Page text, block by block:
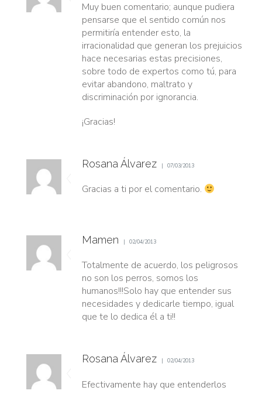
Muy buen comentario; aunque pudiera
pensarse que el sentido común nos
permitiría entender esto, la
irracionalidad que generan los prejuicios
hace necesarias estas precisiones,
sobre todo de expertos como tú, para
evitar abandono, maltrato y
discriminación por ignorancia.
¡Gracias!
Rosana Álvarez 07/03/2013
Gracias a ti por el comentario.
Mamen 02/04/2013
Totalmente de acuerdo, los peligrosos
no son los perros, somos los
humanos!!!Solo hay que entender sus
necesidades y dedicarle tiempo, igual
que te lo dedica él a ti!!
Rosana Álvarez 02/04/2013
Efectivamente hay que entenderlos